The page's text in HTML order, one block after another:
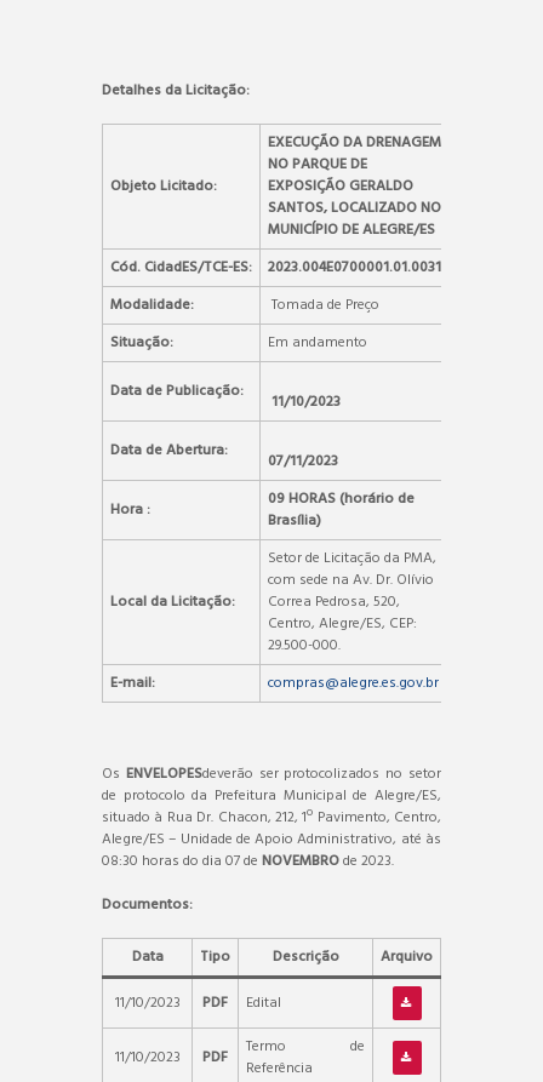
Detalhes da Licitação:
Objeto Licitado:
EXECUÇÃO DA DRENAGEM
NO PARQUE DE
EXPOSIÇÃO GERALDO
SANTOS, LOCALIZADO NO
MUNICÍPIO DE ALEGRE/ES
Cód. CidadES/TCE-ES:
2023.004E0700001.01.0031
Modalidade:
Tomada de Preço
Situação:
Em andamento
Data de Publicação:
11/10/2023
Data de Abertura:
07/11/2023
Hora :
09 HORAS (horário de
Brasília)
Local da Licitação:
Setor de Licitação da PMA,
com sede na Av. Dr. Olívio
Correa Pedrosa, 520,
Centro, Alegre/ES, CEP:
29.500-000.
E-mail:
compras@alegre.es.gov.br
Os ENVELOPESdeverão ser protocolizados no setor
de protocolo da Prefeitura Municipal de Alegre/ES,
situado à Rua Dr. Chacon, 212, 1º Pavimento, Centro,
Alegre/ES – Unidade de Apoio Administrativo, até às
08:30 horas do dia 07 de NOVEMBROde 2023.
Documentos:
Data Tipo Descrição
Arquivo
11/10/2023
PDF Edital
11/10/2023 PDF
Termo de
Referência